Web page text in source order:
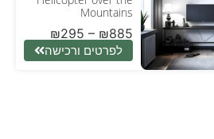
Mountains
₪295 – ₪885
לפרטים ורכישה